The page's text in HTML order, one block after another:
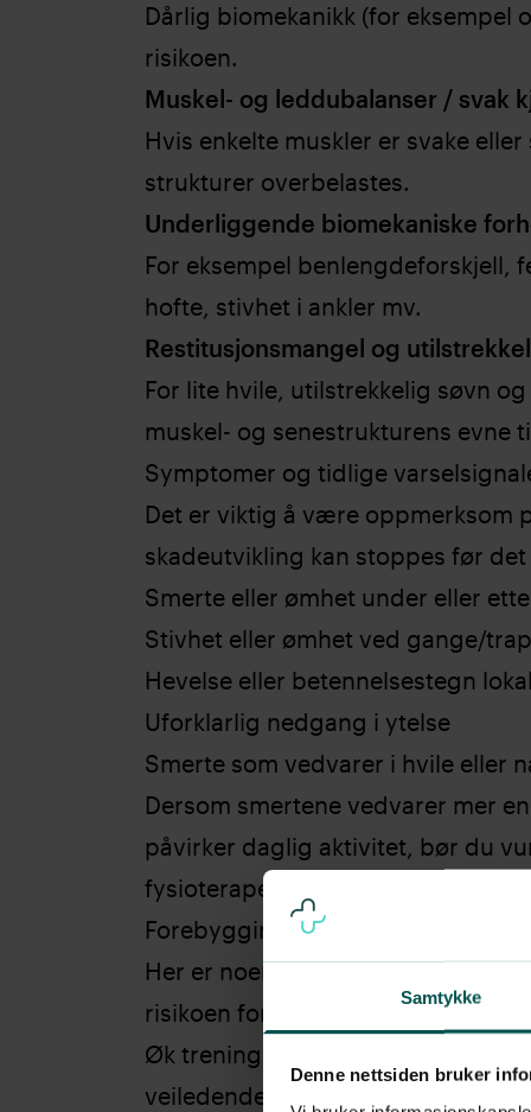
Samtykke
Denne nettsiden bruker
Dårlig biomekanikk (for eksempel
risikoen.
Muskel- og leddubalanser / svak
Hvis enkelte muskler er svake
strukturer overbelastes.
Underliggende biomekaniske
For eksempel benlengdeforskjell,
hofte, stivhet i ankler mv.
Restitusjonsmangel og
For lite hvile, utilstrekkelig søvn
muskel- og senestrukturens evne
Symptomer og tidlige
Det er viktig å være oppmerksom
skadeutvikling kan stoppes før
Smerte eller ømhet under eller
Stivhet eller ømhet ved gange/
Hevelse eller betennelsestegn
Uforklarlig nedgang i ytelse
Smerte som vedvarer i hvile eller
Dersom smertene vedvarer mer
påvirker daglig aktivitet, bør du
fysioterapeut eller kiropraktor.
Forebygging: gode vaner for løpere
Her er noen anbefalinger som
risikoen for løpeskader:
Øk treningsmengde
veiledende)